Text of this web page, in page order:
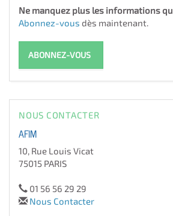
Ne manquez plus les informations
Abonnez-vous dès maintenant.
ABONNEZ-VOUS
NOUS CONTACTER
AFIM
10, Rue Louis Vicat
75015 PARIS
01 56 56 29 29
Nous Contacter